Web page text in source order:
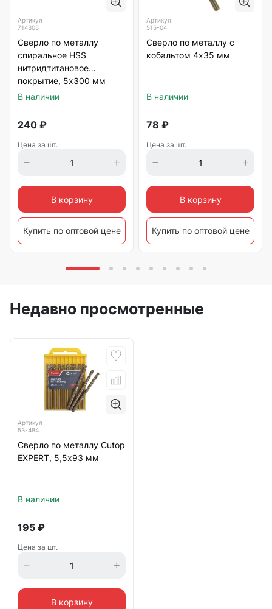
Артикул
714305
Сверло по металлу
спиральное HSS
нитридтитановое
покрытие, 5х300 мм
Matrix
В наличии
240 ₽
Цена за шт.
В корзину
Купить по оптовой цене
Артикул
515-04
Сверло по металлу с
кобальтом 4х35 мм
В наличии
78 ₽
Цена за шт.
В корзину
Купить по оптовой цене
Недавно просмотренные
Артикул
53-484
Сверло по металлу Cutop
EXPERT, 5,5х93 мм
В наличии
195 ₽
Цена за шт.
В корзину